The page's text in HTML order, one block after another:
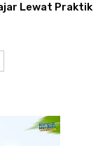
Lewat Praktik